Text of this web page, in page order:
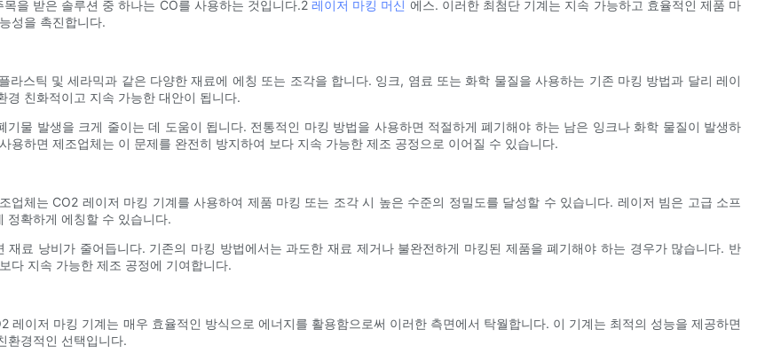
을 받은 솔루션 중 하나는 CO를 사용하는 것입니다.2레이저 마킹 머신 에스. 이러한 최첨단 기계는 지속 가능하고 효율적인 제품 마
성을 촉진합니다.
스틱 및 세라믹과 같은 다양한 재료에 에칭 또는 조각을 합니다. 잉크, 염료 또는 화학 물질을 사용하는 기존 마킹 방법과 달리 레이
친화적이고 지속 가능한 대안이 됩니다.
물 발생을 크게 줄이는 데 도움이 됩니다. 전통적인 마킹 방법을 사용하면 적절하게 폐기해야 하는 남은 잉크나 화학 물질이 발생하
하면 제조업체는 이 문제를 완전히 방지하여 보다 지속 가능한 제조 공정으로 이어질 수 있습니다.
업체는 CO2 레이저 마킹 기계를 사용하여 제품 마킹 또는 조각 시 높은 수준의 정밀도를 달성할 수 있습니다. 레이저 빔은 고급 소프
정확하게 에칭할 수 있습니다.
료 낭비가 줄어듭니다. 기존의 마킹 방법에서는 과도한 재료 제거나 불완전하게 마킹된 제품을 폐기해야 하는 경우가 많습니다. 반
다 지속 가능한 제조 공정에 기여합니다.
레이저 마킹 기계는 매우 효율적인 방식으로 에너지를 활용함으로써 이러한 측면에서 탁월합니다. 이 기계는 최적의 성능을 제공하면
환경적인 선택입니다.